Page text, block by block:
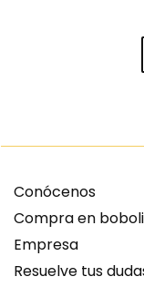
Conócenos
Compra en boboli
Empresa
Resuelve tus